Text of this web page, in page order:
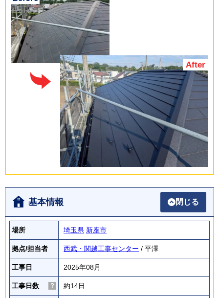
基本情報 閉じる
場所 埼玉県 新座市
拠点/担当者 西武・関越工事センター / 平澤
工事日 2025年08月
工事日数 約14日